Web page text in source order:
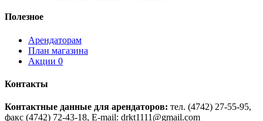
Полезное
Арендаторам
План магазина
Акции 0
Контакты
Контактные данные для арендаторов: тел. (4742) 27-55-95,
факс (4742) 72-43-18, E-mail: drkt1111@gmail.com